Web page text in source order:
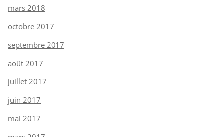
mars 2018
octobre 2017
septembre 2017
août 2017
juillet 2017
juin 2017
mai 2017